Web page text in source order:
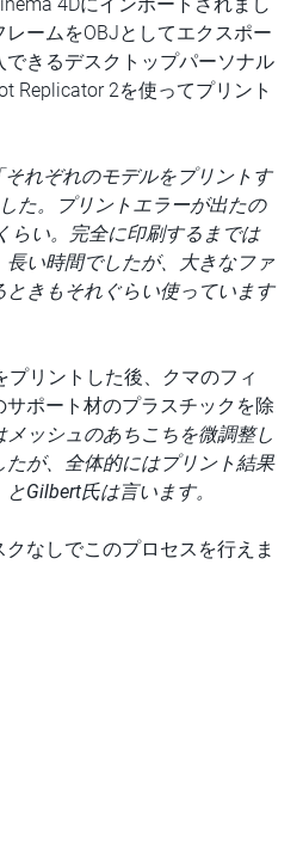
ームをOBJとしてエクスポー
できるデスクトップパーソナル
Replicator 2を使ってプリント
それぞれのモデルをプリントす
た。プリントエラーが出たの
らい。完全に印刷するまでは
い時間でしたが、大きなファ
きもそれぐらい使っています
リントした後、クマのフィ
ポート材のプラスチックを除
メッシュのあちこちを微調整し
が、全体的にはプリント結果
Gilbert氏は言います。
なしでこのプロセスを行えま